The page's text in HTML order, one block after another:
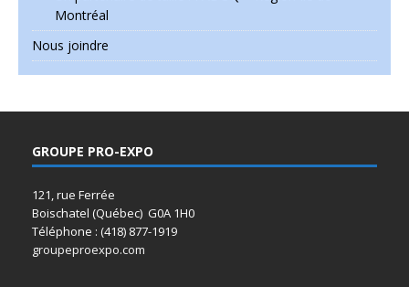
Montréal
Nous joindre
GROUPE PRO-EXPO
121, rue Ferrée
Boischatel (Québec) G0A 1H0
Téléphone : (418) 877-1919
groupeproexpo.com